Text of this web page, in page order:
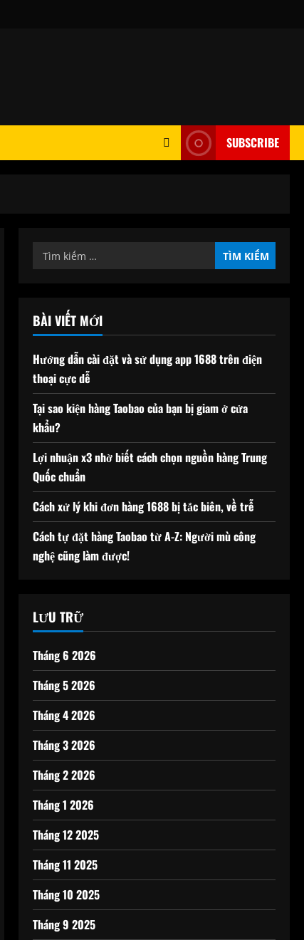
SUBSCRIBE
Tìm
kiếm
BÀI VIẾT MỚI
Hướng dẫn cài đặt và sử dụng app 1688 trên điện
thoại cực dễ
Tại sao kiện hàng Taobao của bạn bị giam ở cửa
khẩu?
Lợi nhuận x3 nhờ biết cách chọn nguồn hàng Trung
Quốc chuẩn
Cách xử lý khi đơn hàng 1688 bị tắc biên, về trễ
Cách tự đặt hàng Taobao từ A-Z: Người mù công
nghệ cũng làm được!
LƯU TRỮ
Tháng 6 2026
Tháng 5 2026
Tháng 4 2026
Tháng 3 2026
Tháng 2 2026
Tháng 1 2026
Tháng 12 2025
Tháng 11 2025
Tháng 10 2025
Tháng 9 2025